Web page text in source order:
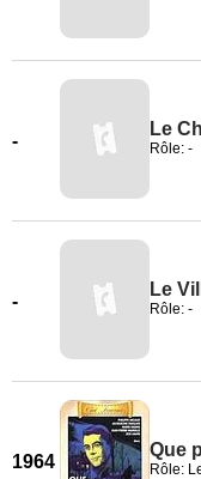
-
Le
Rôle: -
-
Le
Rôle: -
1964
Que
Rôle: